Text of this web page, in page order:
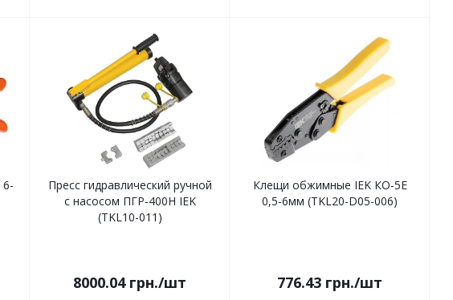
Пресс гидравлический ручной
с насосом ПГР-400Н IEK
(TKL10-011)
8000.04грн./шт
Клещи обжимные IEK КО-5Е
0,5-6мм (TKL20-D05-006)
776.43 грн./шт